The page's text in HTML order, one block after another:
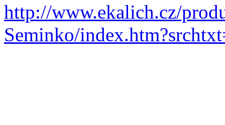
http://www.ekalich.cz/
Seminko/